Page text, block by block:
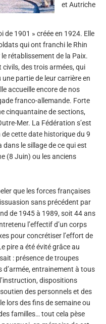
et Autriche
de 1901 » créée en 1924. Elle
qui ont franchi le Rhin
rétablissement de la Paix.
des trois armées, qui
partie de leur carrière en
accueille encore de nos
franco-allemande. Forte
cinquantaine de sections,
Mer. La Fédération s’est
cette date historique du 9
dans le sillage de ce qui est
(8 Juin) ou les anciens
que les forces françaises
sans précédent par
de 1945 à 1989, soit 44 ans
l’effectif d’un corps
pour concrétiser l’effort de
pire a été évité grâce au
: présence de troupes
entrainement à tous
dispositions
des personnels et des
lors des fins de semaine ou
familles… tout cela pèse